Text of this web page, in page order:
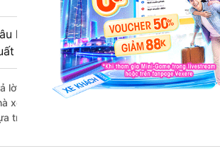
hỏi: Review xe đi Kiến An - Hải
sắc, cao cấp nhất?
lời: Những hãng xe đi Thanh Xuân - Hà Nội
xe Vip Phương Huy Luxury đi Kiến An - Hải
trên 235 đánh giá của khách hàng).